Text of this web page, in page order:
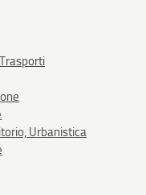
Urbanistica